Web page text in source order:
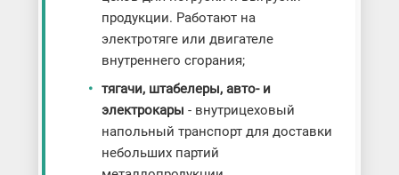
продукции. Работают на
электротяге или двигателе
внутреннего сгорания;
тягачи, штабелеры, авто- и
электрокары - внутрицеховый
напольный транспорт для доставки
небольших партий